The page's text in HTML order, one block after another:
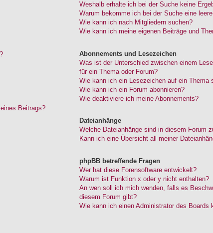
Beitrags?
Weshalb erhalte ich bei der Suche keine
Warum bekomme ich bei der Suche eine
Wie kann ich nach Mitgliedern suchen?
Wie kann ich meine eigenen Beiträge und
Abonnements und Lesezeichen
Was ist der Unterschied zwischen einem
für ein Thema oder Forum?
Wie kann ich ein Lesezeichen auf ein Thema
Wie kann ich ein Forum abonnieren?
Wie deaktiviere ich meine Abonnements?
Dateianhänge
Welche Dateianhänge sind in diesem Forum
Kann ich eine Übersicht all meiner
phpBB betreffende Fragen
Wer hat diese Forensoftware entwickelt?
Warum ist Funktion x oder y nicht enthalten?
An wen soll ich mich wenden, falls es
diesem Forum gibt?
Wie kann ich einen Administrator des Boards